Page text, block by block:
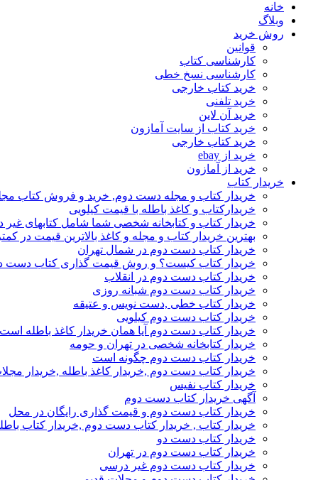
خانه
وبلاگ
روش خرید
قوانین
کارشناسی کتاب
کارشناسی نسخ خطی
خرید کتاب خارجی
خرید تلفنی
خرید آن لاین
خرید کتاب از سایت آمازون
خرید کتاب خارجی
خرید از ebay
خرید از آمازون
خریدار کتاب
خریدار کتاب و مجله دست دوم, خرید و فروش کتاب
خریدارکتاب و کاغذ باطله با قیمت کیلویی
خریدار کتاب و کتابخانه شخصی شما شامل کتابهای
بهترین خریدار کتاب و مجله و کاغذ بالاترین قیمت در
خریدار کتاب دست دوم در شمال تهران
خریدار کتاب کیست؟ و روش قیمت گذاری کتاب دست
خریدار کتاب دست دوم در انقلاب
خریدار کتاب دست دوم شبانه روزی
خریدار کتاب خطی ,دست نویس و عتیقه
خریدار کتاب دست دوم کیلویی
خریدار کتاب دست دوم آیا همان خریدار کاغذ باطله
خریدار کتابخانه شخصی در تهران و حومه
خریدار کتاب دست دوم چگونه است
خریدار کتاب دست دوم ,خریدار کاغذ باطله ,خریدار
خریدار کتاب نفیس
آگهی خریدار کتاب دست دوم
خریدار کتاب دست دوم و قیمت گذاری رایگان در محل
خریدار کتاب , خریدار کتاب دست دوم ,خریدار کتاب
خریدار کتاب دست دو
خریدار کتاب دست دوم در تهران
خریدار کتاب دست دوم غیر درسی